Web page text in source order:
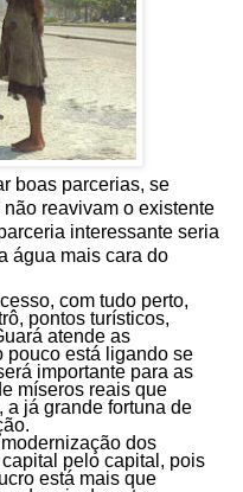
boas parcerias, se
reavivam o existente
interessante seria
água mais cara do
com tudo perto,
pontos turísticos,
atende as
pouco está ligando se
importante para as
míseros reais que
a já grande fortuna de
dos
pelo capital, pois
está mais que